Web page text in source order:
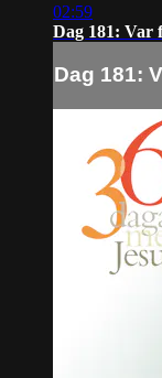
02:59
Dag 181: Var
Dag 181: